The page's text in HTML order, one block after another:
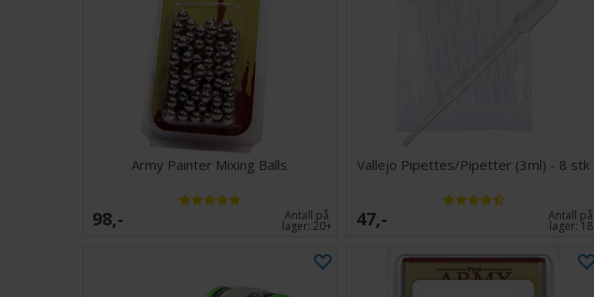
Army Painter Mixing Balls
98,- Antall på
lager:20+
Vallejo Pipettes/Pipetter (3ml) - 8 stk
47,- Antall på
lager: 18